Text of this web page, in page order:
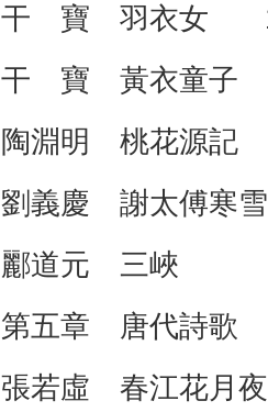
干 寶 羽衣女
干 寶 黃衣童
陶淵明 桃花源
劉義慶 謝太傅
酈道元 三峽
第五章 唐代詩歌
張若虛 春江花